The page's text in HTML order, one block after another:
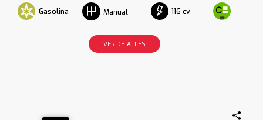
Gasolina Manual 116 cv
VER DETALLES